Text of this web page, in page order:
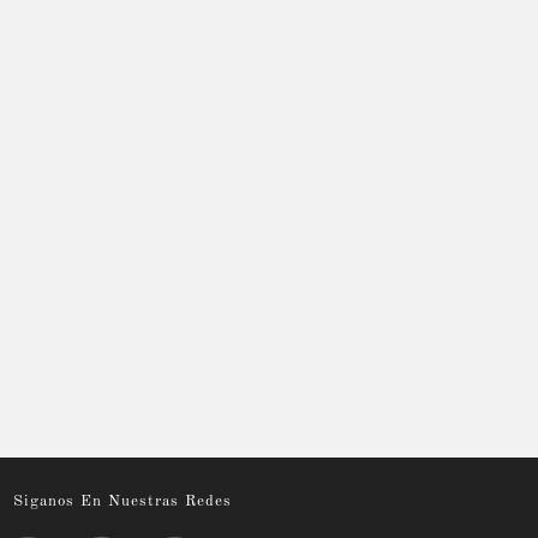
Siganos En Nuestras Redes